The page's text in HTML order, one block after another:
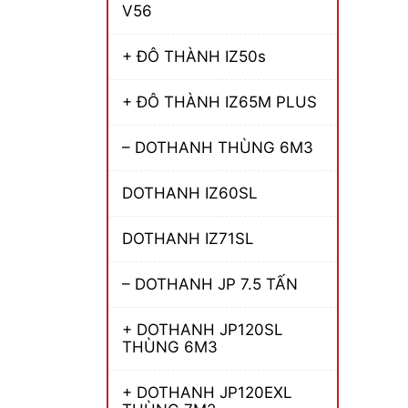
V56
+ ĐÔ THÀNH IZ50s
+ ĐÔ THÀNH IZ65M PLUS
– DOTHANH THÙNG 6M3
DOTHANH IZ60SL
DOTHANH IZ71SL
– DOTHANH JP 7.5 TẤN
+ DOTHANH JP120SL
THÙNG 6M3
+ DOTHANH JP120EXL